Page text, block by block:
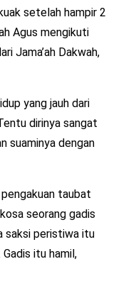
setelah hampir 2
Agus mengikuti
Jama’ah Dakwah,
yang jauh dari
dirinya sangat
suaminya dengan
taubat
seorang gadis
saksi peristiwa itu
itu hamil,